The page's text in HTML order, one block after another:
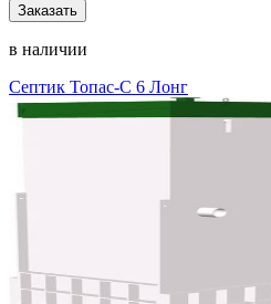
Заказать
в наличии
Септик Топас-С 6 Лонг